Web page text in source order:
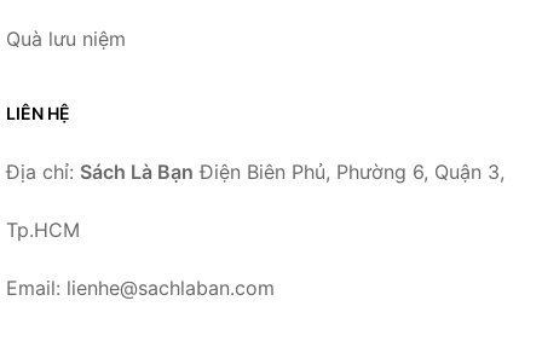
Quà lưu niệm
LIÊN HỆ
Địa chỉ: Sách Là Bạn Điện Biên Phủ, Phường 6, Quận 3,
Tp.HCM
Email: lienhe@sachlaban.com